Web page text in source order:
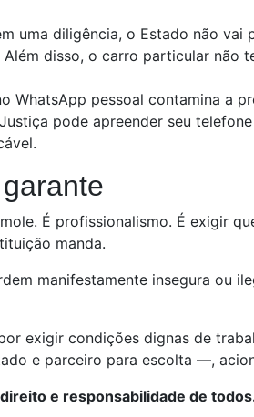
uma diligência, o Estado não vai
disso, o carro particular não
WhatsApp pessoal contamina a
pode apreender seu
É profissionalismo. É exigir
manda.
manifestamente insegura ou
exigir condições dignas de
e parceiro para escolta —,
e responsabilidade de